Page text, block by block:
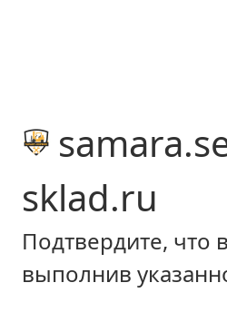
sklad.ru
Подтвердите, что
выполнив